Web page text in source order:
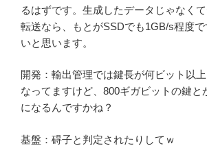
るはずです。生成したデータじゃなく
転送なら、もとがSSDでも1GB/s程度
いと思います。
開発：輸出管理では鍵長が何ビット以
なってますけど、800ギガビットの鍵と
になるんですかね？
基盤：碍子と判定されたりしてｗ